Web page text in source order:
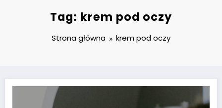
Tag: krem pod oczy
Strona główna krem pod oczy